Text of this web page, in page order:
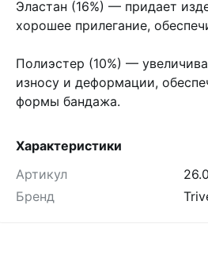
Эластан (16%) — придает
хорошее прилегание,
Полиэстер (10%) —
износу и деформации,
формы бандажа.
Характеристики
Артикул
Бренд